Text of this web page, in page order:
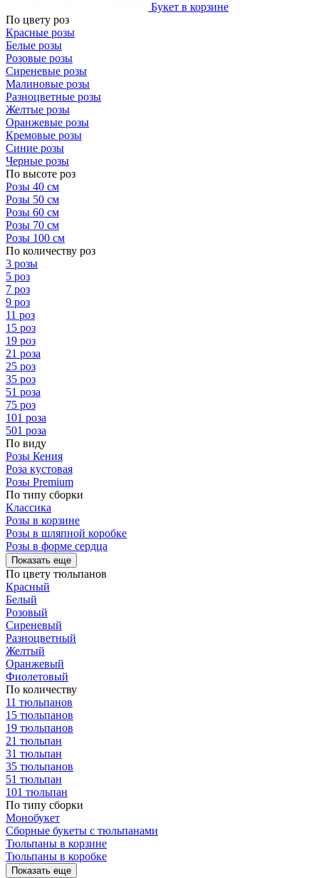
Букет в корзине
По цвету роз
Красные розы
Белые розы
Розовые розы
Сиреневые розы
Малиновые розы
Разноцветные розы
Желтые розы
Оранжевые розы
Кремовые розы
Синие розы
Черные розы
По высоте роз
Розы 40 см
Розы 50 см
Розы 60 см
Розы 70 см
Розы 100 см
По количеству роз
3 розы
5 роз
7 роз
9 роз
11 роз
15 роз
19 роз
21 роза
25 роз
35 роз
51 роза
75 роз
101 роза
501 роза
По виду
Розы Кения
Роза кустовая
Розы Premium
По типу сборки
Классика
Розы в корзине
Розы в шляпной коробке
Розы в форме сердца
Показать еще
По цвету тюльпанов
Красный
Белый
Розовый
Сиреневый
Разноцветный
Желтый
Оранжевый
Фиолетовый
По количеству
11 тюльпанов
15 тюльпанов
19 тюльпанов
21 тюльпан
31 тюльпан
35 тюльпанов
51 тюльпан
101 тюльпан
По типу сборки
Монобукет
Сборные букеты с тюльпанами
Тюльпаны в корзине
Тюльпаны в коробке
Показать еще